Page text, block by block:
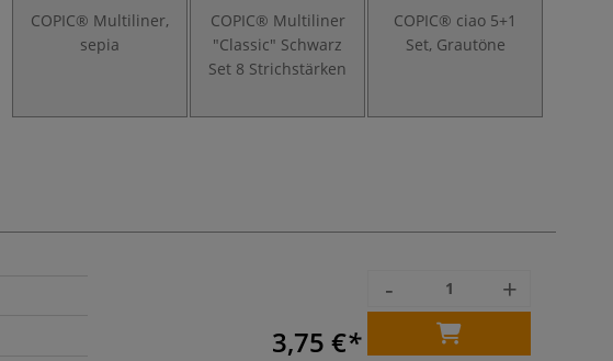
COPIC® Multiliner,
sepia
COPIC® Multiliner
"Classic" Schwarz
Set 8 Strichstärken
COPIC® ciao 5+1
Set, Grautöne
3,75 €
- +